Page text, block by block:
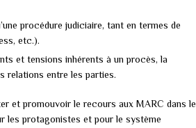
procédure judiciaire, tant en termes de
etc.).
et tensions inhérents à un procès, la
relations entre les parties.
et promouvoir le recours aux MARC dans le
les protagonistes et pour le système